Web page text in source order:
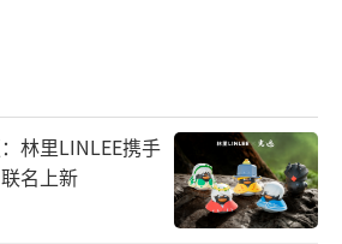
比奇书店老板处领取新手礼
战斗地图、矿洞中角色死亡
林里LINLEE携手
名上新